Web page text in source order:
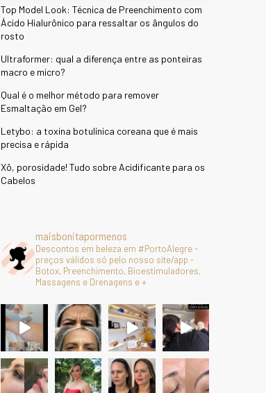
Top Model Look: Técnica de Preenchimento com
Ácido Hialurônico para ressaltar os ângulos do
rosto
Ultraformer: qual a diferença entre as ponteiras
macro e micro?
Qual é o melhor método para remover
Esmaltação em Gel?
Letybo: a toxina botulínica coreana que é mais
precisa e rápida
Xô, porosidade! Tudo sobre Acidificante para os
Cabelos
maisbonitapormenos
Descontos em beleza em #PortoAlegre -
preços válidos só pelo nosso site/app -
Botox, Preenchimento, Bioestimuladores,
Massagens e Drenagens e +